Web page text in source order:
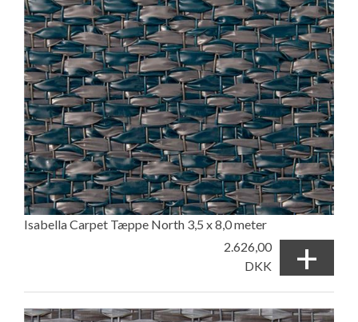
Isabella Carpet Tæppe North 3,5 x 8,0 meter
2.626,00
DKK
+